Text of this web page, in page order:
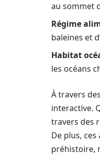
au sommet
Régime
baleines et
Habitat
les océans
À travers
interactive.
travers des
De plus,
préhistoire,